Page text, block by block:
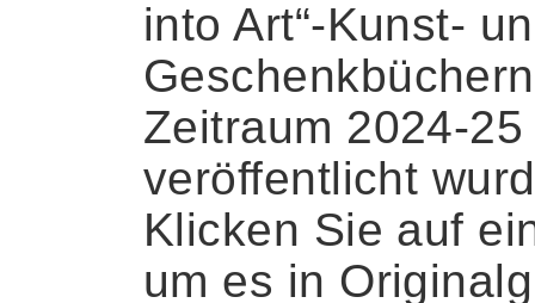
into Art“-Kunst-
Zeitraum 2024-25
veröffentlicht
Klicken Sie auf
um es in